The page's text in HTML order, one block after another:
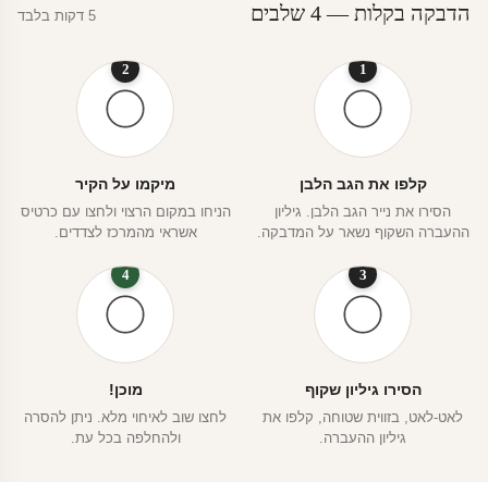
הדבקה בקלות — 4 שלבים 5 דקות בלבד
1
קלפו את הגב הלבן
הסירו את נייר הגב הלבן. גיליון
ההעברה השקוף נשאר על המדבקה.
2
מיקמו על הקיר
הניחו במקום הרצוי ולחצו עם כרטיס
אשראי מהמרכז לצדדים.
3
הסירו גיליון שקוף
לאט-לאט, בזווית שטוחה, קלפו את
גיליון ההעברה.
4
מוכן!
לחצו שוב לאיחוי מלא. ניתן להסרה
ולהחלפה בכל עת.